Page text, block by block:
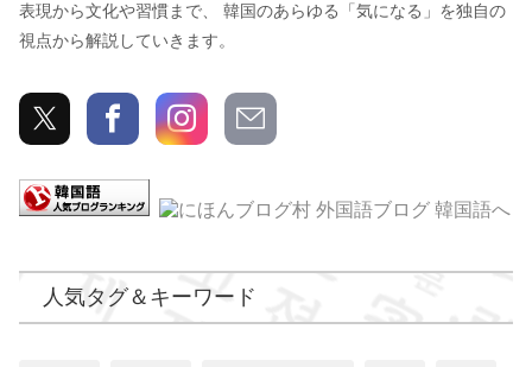
表現から文化や習慣まで、 韓国のあらゆる「気になる」を独自の
視点から解説していきます。
人気タグ＆キーワード